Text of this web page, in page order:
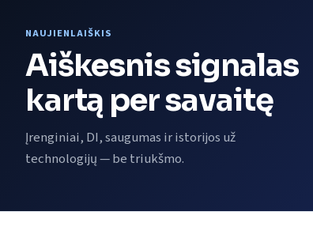
NAUJIENLAIŠKIS
Aiškesnis signalas
kartą per savaitę
Įrenginiai, DI, saugumas ir istorijos už
technologijų — be triukšmo.